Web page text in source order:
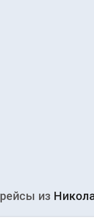
из